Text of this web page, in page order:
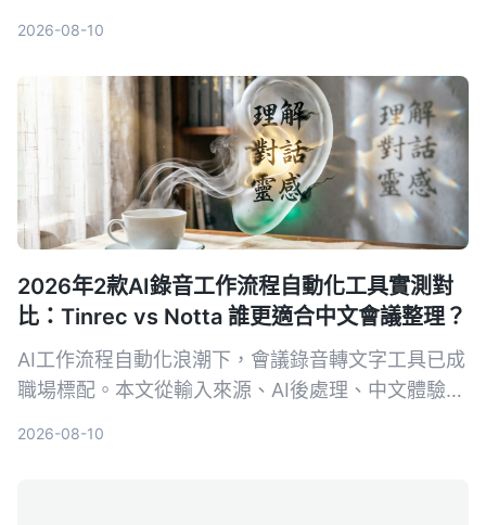
用嘅工具，仲有避坑貼士，從此會議紀錄零煩惱。
2026-08-10
2026年2款AI錄音工作流程自動化工具實測對
比：Tinrec vs Notta 誰更適合中文會議整理？
AI工作流程自動化浪潮下，會議錄音轉文字工具已成
職場標配。本文從輸入來源、AI後處理、中文體驗與
2026-08-10